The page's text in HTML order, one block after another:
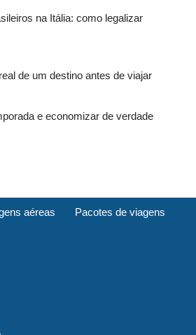
na Itália: como legalizar
de um destino antes de viajar
e economizar de verdade
aéreas
Pacotes de viagens